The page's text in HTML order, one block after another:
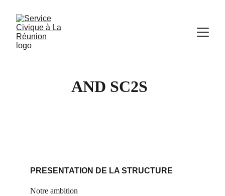
AND SC2S
PRESENTATION DE LA STRUCTURE
Notre ambition